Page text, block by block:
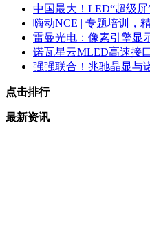
中国最大！LED“超级屏
嗨动NCE | 专题培训，
雷曼光电：像素引擎显
诺瓦星云MLED高速接
强强联合！兆驰晶显与
点击排行
最新资讯